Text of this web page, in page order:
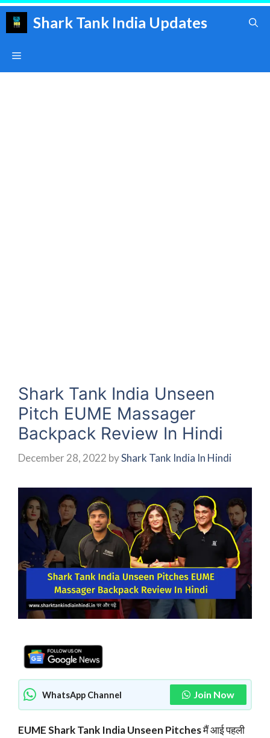
Skip
Shark Tank India Updates
Menu
Shark Tank India Unseen
Pitch EUME Massager
Backpack Review In Hindi
December 28, 2022 byShark Tank India In Hindi
WhatsApp Channel Join Now
EUME Shark Tank India Unseen Pitchesमैं आई पहली